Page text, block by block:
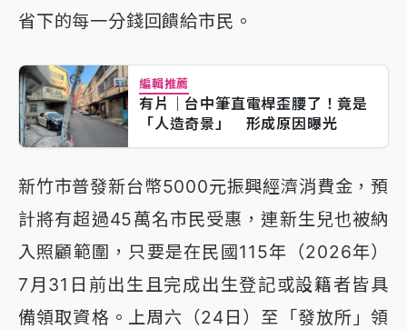
省下的每一分錢回饋給市民。
編輯推薦
有片｜台中筆直電桿歪腰了！竟是
「人造奇景」 形成原因曝光
新竹市普發新台幣5000元振興經濟消費金，預
計將有超過45萬名市民受惠，連新生兒也被納
入照顧範圍，只要是在民國115年（2026年）
7月31日前出生且完成出生登記或設籍者皆具
備領取資格。上周六（24日）至「發放所」領